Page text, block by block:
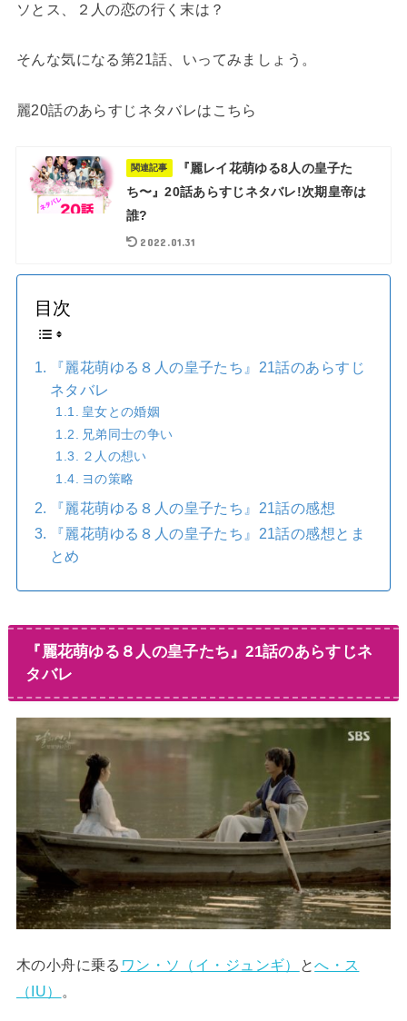
ソとス、２人の恋の行く末は？
そんな気になる第21話、いってみましょう。
麗20話のあらすじネタバレはこちら
関連記事
『麗レイ花萌ゆる8人の皇子た
ち〜』20話あらすじネタバレ!次期皇帝は
誰?
2022.01.31
目次
『麗花萌ゆる８人の皇子たち』21話のあらすじ
ネタバレ
皇女との婚姻
兄弟同士の争い
２人の想い
ヨの策略
『麗花萌ゆる８人の皇子たち』21話の感想
『麗花萌ゆる８人の皇子たち』21話の感想とま
とめ
『麗花萌ゆる８人の皇子たち』21話のあらすじネ
タバレ
木の小舟に乗る ワン・ソ（イ・ジュンギ） とへ・ス
（IU）
。